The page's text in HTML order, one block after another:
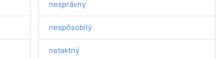
nesprávny
nespôsobilý
netaktný